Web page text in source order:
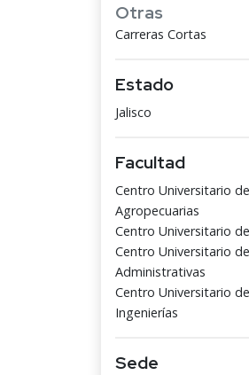
Otras
Carreras Cortas
Estado
Jalisco
Facultad
Centro Universitario
Agropecuarias
Centro Universitario
Centro Universitario
Administrativas
Centro Universitario
Ingenierías
Sede